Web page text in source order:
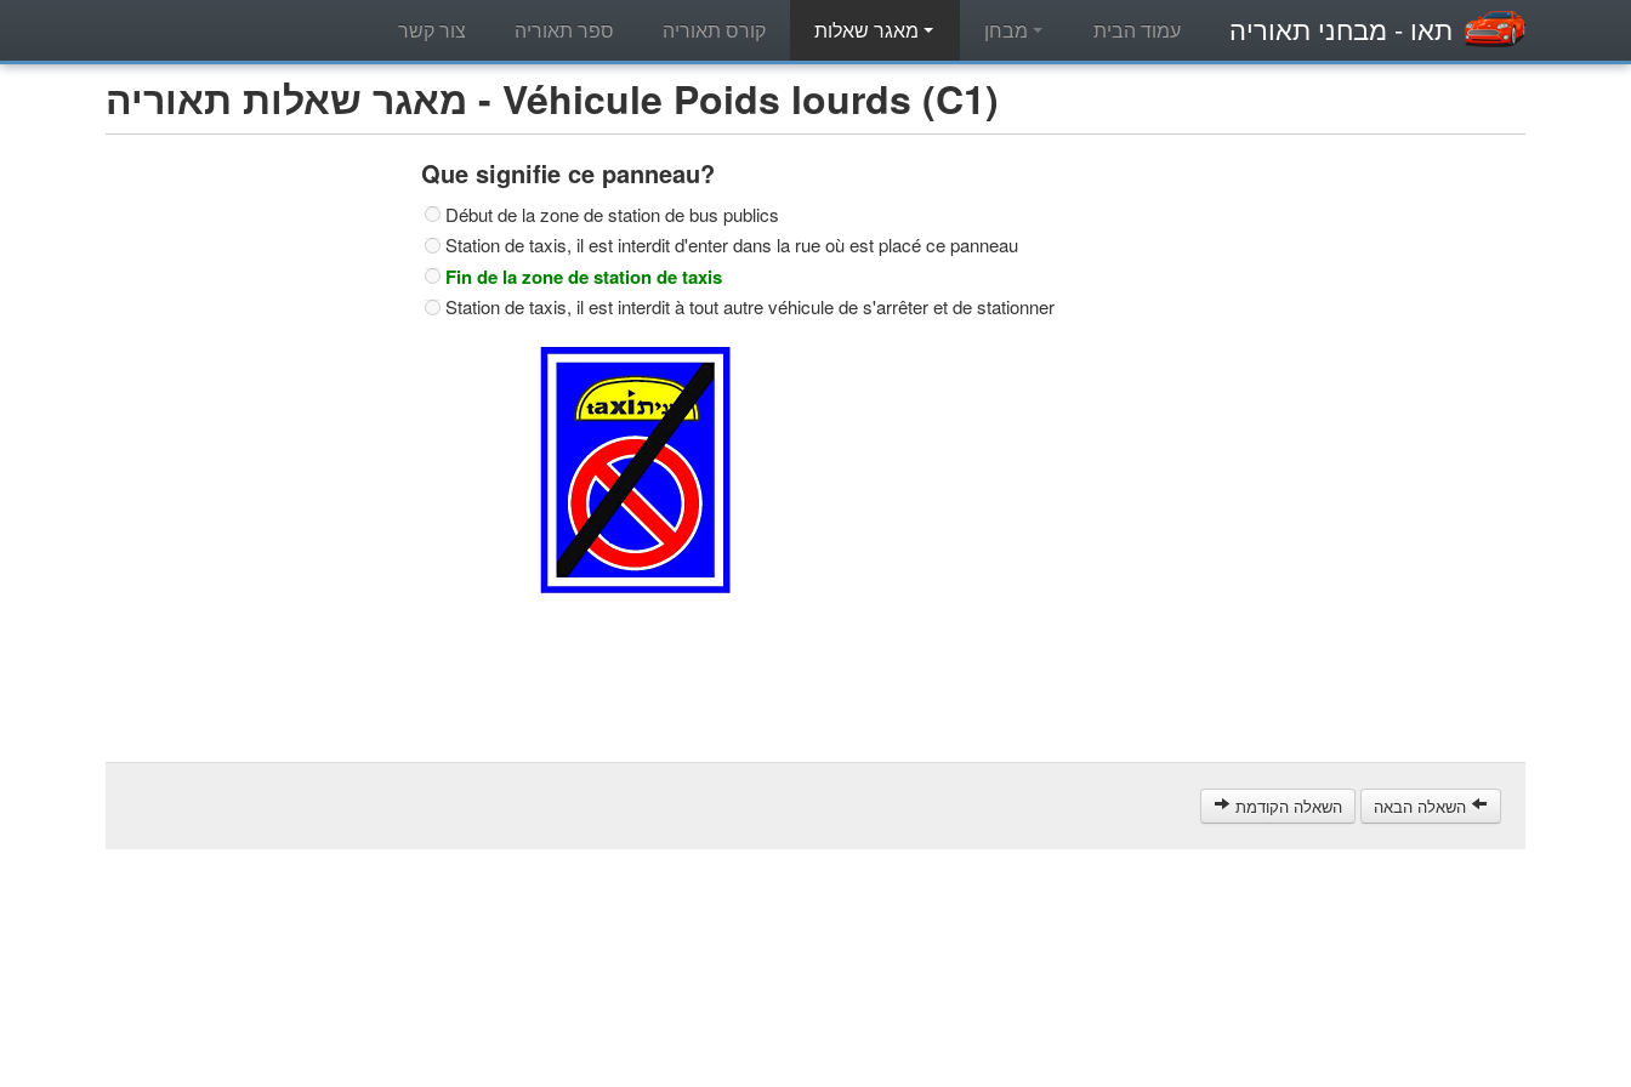
תאו - מבחני תאוריה עמוד הבית קורס תאוריה ספר תאוריה צור קשר
מאגר שאלות תאוריה - Véhicule Poids lourds (C1)
Que signifie ce panneau?
Début de la zone de station de bus publics
Station de taxis, il est interdit d'enter dans la rue où est placé ce panneau
Fin de la zone de station de taxis
Station de taxis, il est interdit à tout autre véhicule de s'arrêter et de stationner
השאלה הקודמת